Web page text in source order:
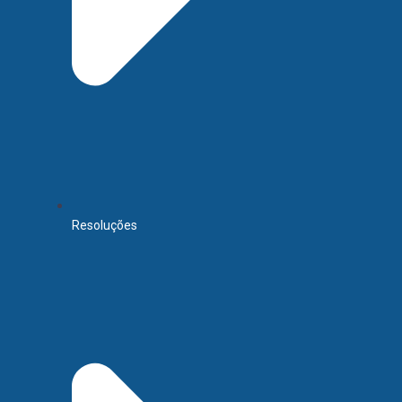
Resoluções